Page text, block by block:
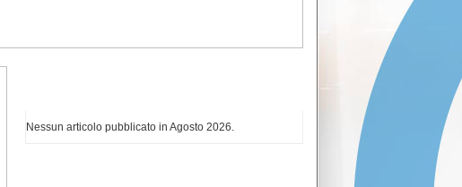
Nessun articolo pubblicato in Agosto 2026.